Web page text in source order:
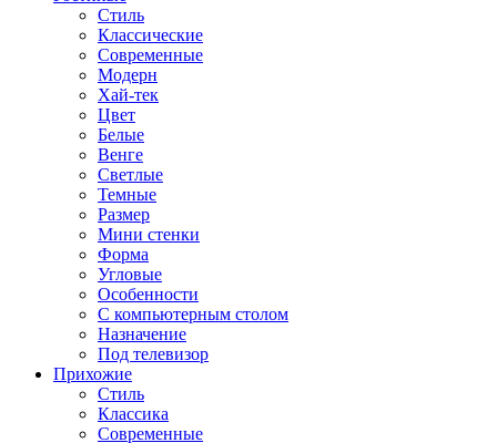
Стиль
Классические
Современные
Модерн
Хай-тек
Цвет
Белые
Венге
Светлые
Темные
Размер
Мини стенки
Форма
Угловые
Особенности
С компьютерным столом
Назначение
Под телевизор
Прихожие
Стиль
Классика
Современные